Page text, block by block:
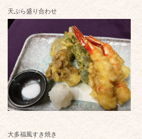
天ぷら盛り合わせ
大多福風すき焼き